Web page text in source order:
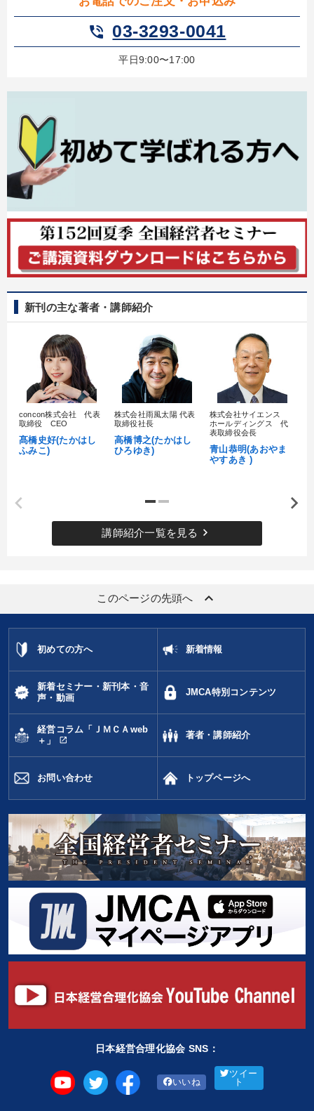
phone_in_talk 03-3293-0041
平日9:00〜17:00
新刊の主な著者・講師紹介
concon株式会社 代表
取締役 CEO
髙橋史好(たかはし
ふみこ)
株式会社雨風太陽 代表
取締役社長
高橋博之(たかはし
ひろゆき)
株式会社サイエンス
ホールディングス 代
表取締役会長
青山恭明(あおやま
やすあき )
講師紹介一覧を見る keyboard_arrow_right
このページの先頭へ keyboard_arrow_up
初めての方へ 新着情報
新着セミナー・新刊本・音
声・動画
JMCA特別コンテンツ
経営コラム「ＪＭＣＡweb
＋」
open_in_new
著者・講師紹介
お問い合わせ トップページへ
日本経営合理化協会 SNS：
いいね
ツイー
ト